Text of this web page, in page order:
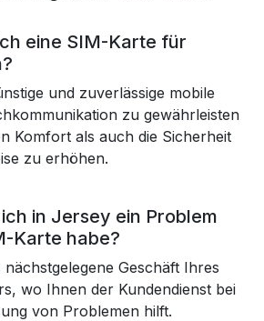
eine SIM-Karte für
und zuverlässige mobile
zu gewährleisten
Komfort als auch die Sicherheit
zu erhöhen.
in Jersey ein Problem
Karte habe?
nächstgelegene Geschäft Ihres
wo Ihnen der Kundendienst bei
von Problemen hilft.